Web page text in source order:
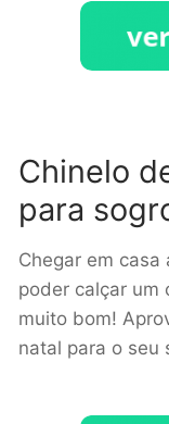
Chinelo
para
Chegar em
poder calçar um
muito bom!
natal para o seu